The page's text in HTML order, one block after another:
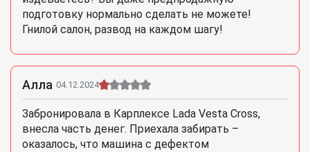
подготовку нормально сделать не можете!
Гнилой салон, развод на каждом шагу!
Алла 04.12.2024
Забронировала в Карплексе Lada Vesta Cross,
внесла часть денег. Приехала забирать –
оказалось, что машина с дефектом